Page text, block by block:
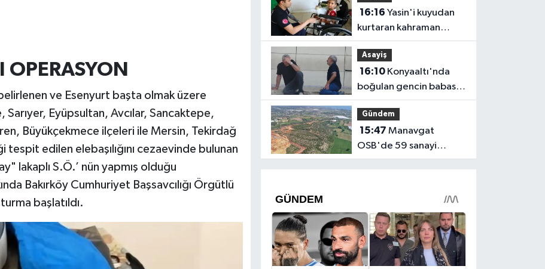
ve Esenyurt başta olmak üzere
Sarıyer, Eyüpsultan, Avcılar, Sancaktepe,
Büyükçekmece ilçeleri ile Mersin, Tekirdağ
edilen elebaşılığını cezaevinde bulunan
lakaplı S.Ö.’ nün yapmış olduğu
Bakırköy Cumhuriyet Başsavcılığı Örgütlü
başlatıldı.
16:16
kurtaran kahraman
itfaiyeciden hastanede
ziyaret
Asayiş
16:10Konyaaltı'nda
boğulan gencin babası:
"Ciğerimi yaktın
babam"
Gündem
15:47
OSB'de 59 sanayi
parseli yatırımcı bekliyor